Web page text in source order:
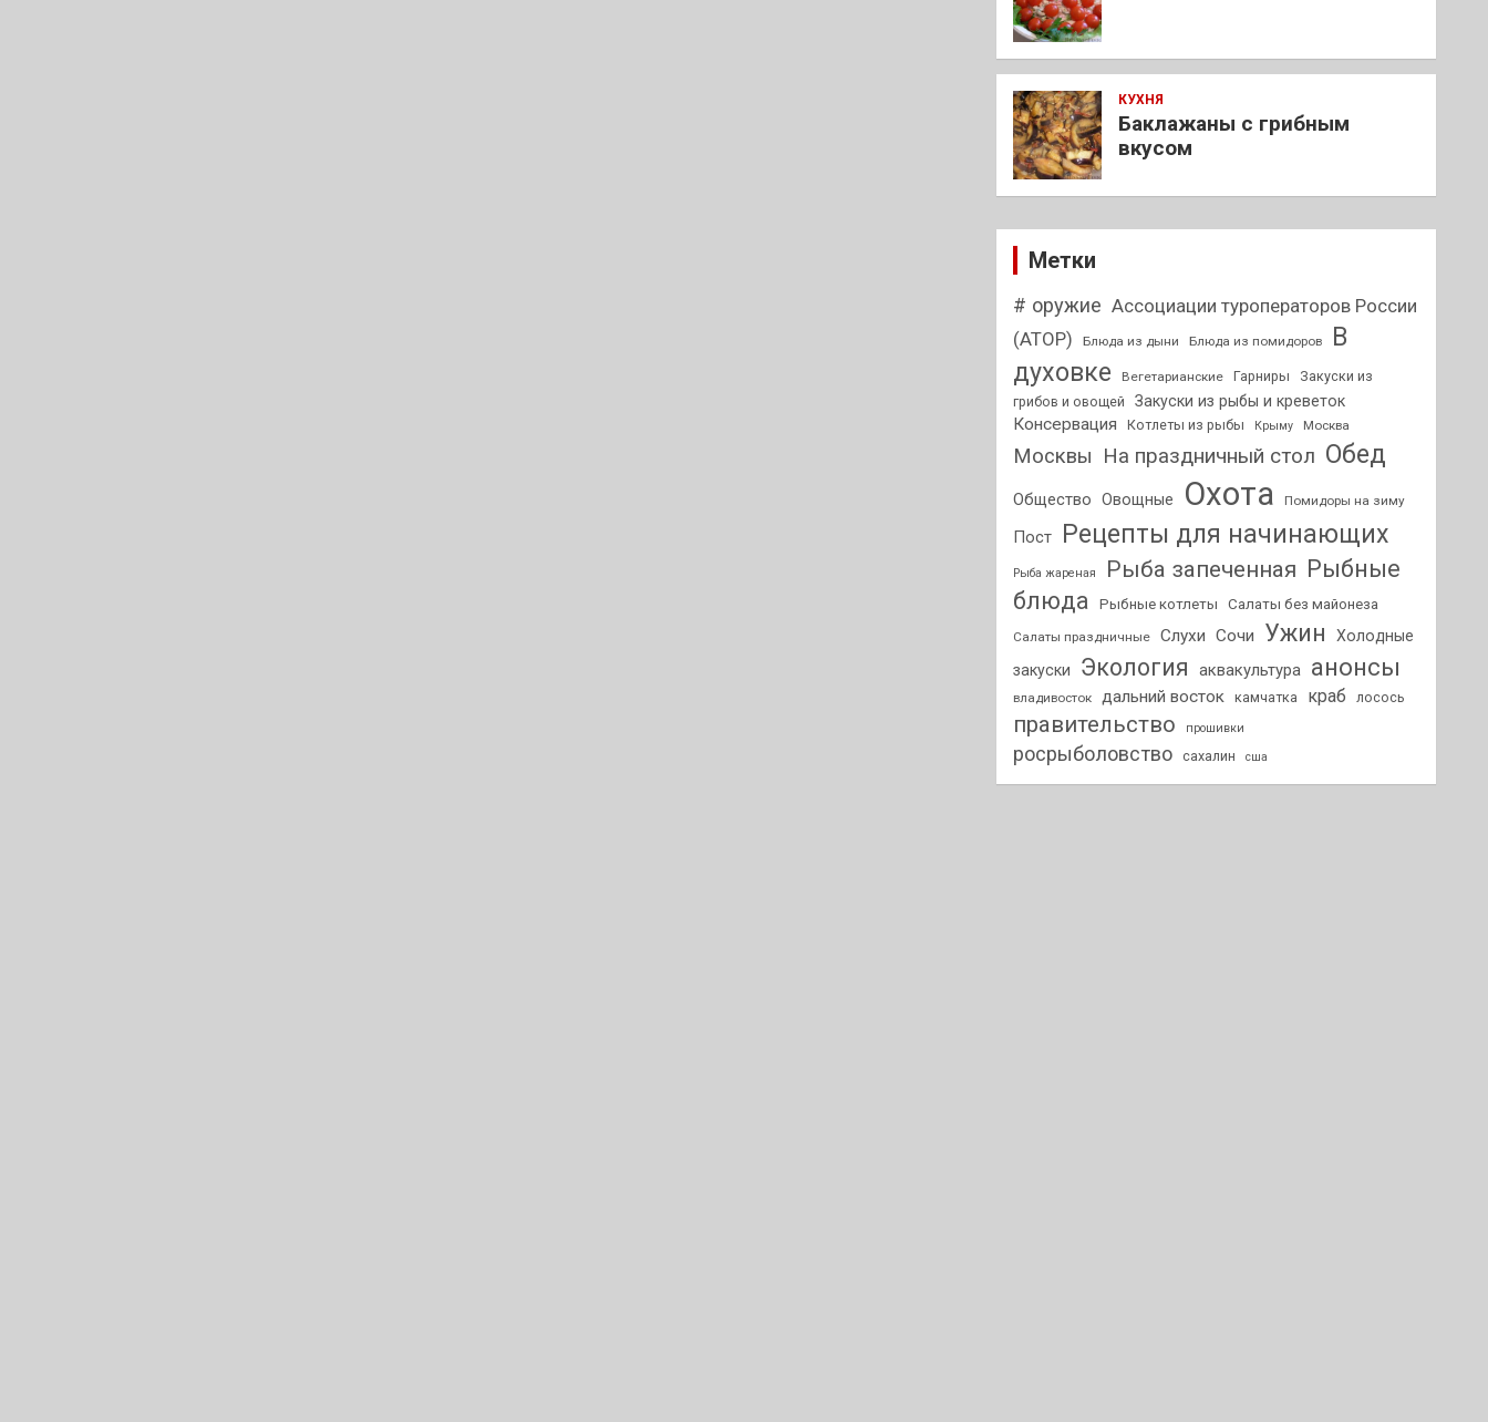
КУХНЯ
Баклажаны с грибным
вкусом
Метки
# оружие Ассоциации туроператоров России
(АТОР)
Блюда из дыни Блюда из помидоров
В
духовке
Вегетарианские Гарниры
Закуски из
грибов и овощей
Закуски из рыбы и креветок
Консервация Котлеты из рыбы Крыму Москва
Москвы На праздничный стол Обед
Общество Овощные Охота Помидоры на зиму
Пост Рецепты для начинающих
Рыба жареная Рыба запеченная Рыбные
блюда
Рыбные котлеты Салаты без майонеза
Салаты праздничные Слухи Сочи Ужин
Холодные
закуски
Экология аквакультура анонсы
владивосток дальний восток камчатка краб лосось
правительство прошивки
росрыболовство сахалин сша